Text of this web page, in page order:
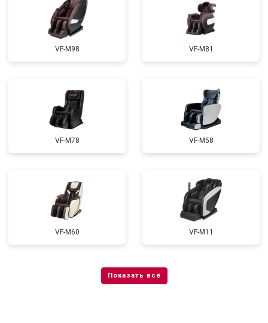
VF-M98 VF-M81
VF-M78 VF-M58
VF-M60 VF-M11